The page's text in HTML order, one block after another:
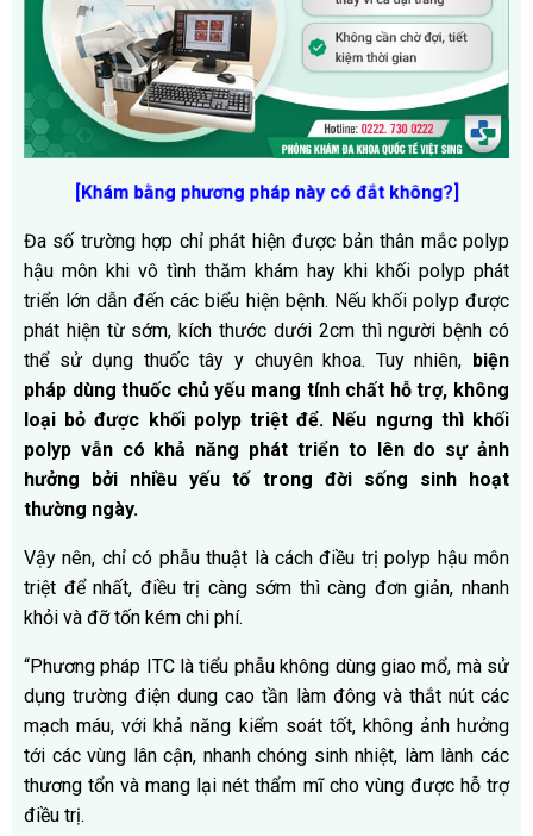
[Khám bằng phương pháp này có đắt không?]
Đa số trường hợp chỉ phát hiện được bản thân mắc polyp
hậu môn khi vô tình thăm khám hay khi khối polyp phát
triển lớn dẫn đến các biểu hiện bệnh. Nếu khối polyp được
phát hiện từ sớm, kích thước dưới 2cm thì người bệnh có
thể sử dụng thuốc tây y chuyên khoa. Tuy nhiên, biện
pháp dùng thuốc chủ yếu mang tính chất hỗ trợ, không
loại bỏ được khối polyp triệt để. Nếu ngưng thì khối
polyp vẫn có khả năng phát triển to lên do sự ảnh
hưởng bởi nhiều yếu tố trong đời sống sinh hoạt
thường ngày.
Vậy nên, chỉ có phẫu thuật là cách điều trị polyp hậu môn
triệt để nhất, điều trị càng sớm thì càng đơn giản, nhanh
khỏi và đỡ tốn kém chi phí.
“Phương pháp ITC là tiểu phẫu không dùng giao mổ, mà sử
dụng trường điện dung cao tần làm đông và thắt nút các
mạch máu, với khả năng kiểm soát tốt, không ảnh hưởng
tới các vùng lân cận, nhanh chóng sinh nhiệt, làm lành các
thương tổn và mang lại nét thẩm mĩ cho vùng được hỗ trợ
điều trị.